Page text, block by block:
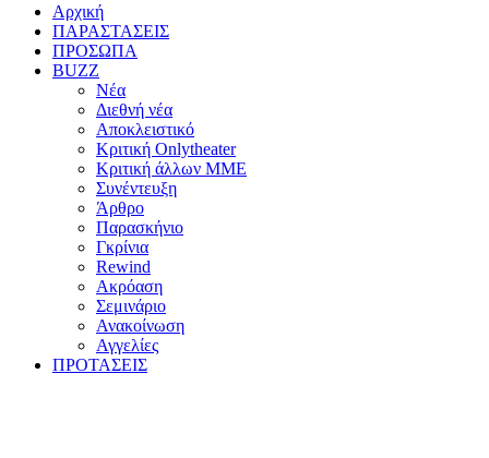
Αρχική
ΠΑΡΑΣΤΑΣΕΙΣ
ΠΡΟΣΩΠΑ
BUZZ
Νέα
Διεθνή νέα
Αποκλειστικό
Κριτική Onlytheater
Κριτική άλλων ΜΜΕ
Συνέντευξη
Άρθρο
Παρασκήνιο
Γκρίνια
Rewind
Ακρόαση
Σεμινάριο
Ανακοίνωση
Αγγελίες
ΠΡΟΤΑΣΕΙΣ